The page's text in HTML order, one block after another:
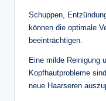
Schuppen,
können die optimale
beeinträchtigen.
Eine milde Reinigung
Kopfhautprobleme
neue Haarseren